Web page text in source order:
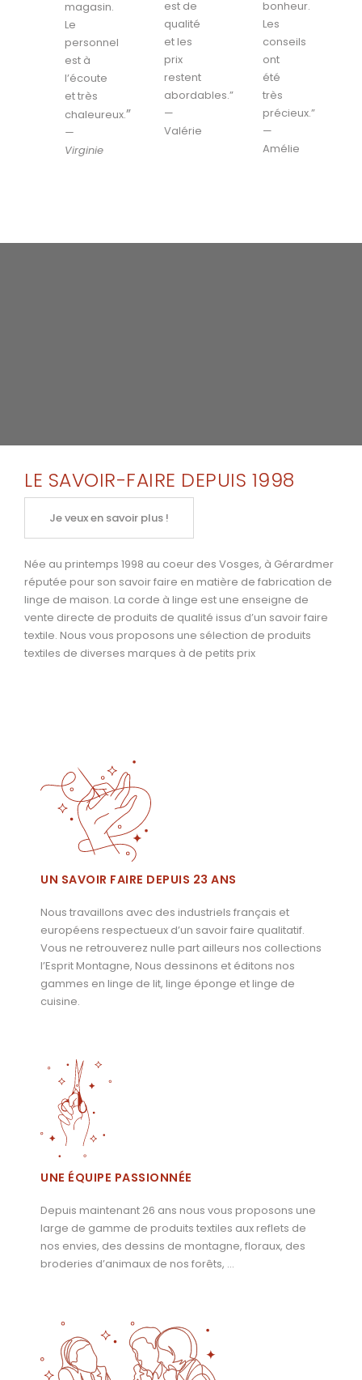
magasin.
Le
personnel
est à
l’écoute
et très
chaleureux.”
—
Virginie
est de
qualité
et les
prix
restent
abordables.”
—
Valérie
bonheur.
Les
conseils
ont
été
très
précieux.”
—
Amélie
LE SAVOIR-FAIRE DEPUIS 1998
Je veux en savoir plus !
Née au printemps 1998 au coeur des Vosges, à Gérardmer
réputée pour son savoir faire en matière de fabrication de
linge de maison. La corde à linge est une enseigne de
vente directe de produits de qualité issus d’un savoir faire
textile. Nous vous proposons une sélection de produits
textiles de diverses marques à de petits prix
UN SAVOIR FAIRE DEPUIS 23 ANS
Nous travaillons avec des industriels français et
européens respectueux d’un savoir faire qualitatif.
Vous ne retrouverez nulle part ailleurs nos collections
l’Esprit Montagne, Nous dessinons et éditons nos
gammes en linge de lit, linge éponge et linge de
cuisine.
UNE ÉQUIPE PASSIONNÉE
Depuis maintenant 26 ans nous vous proposons une
large de gamme de produits textiles aux reflets de
nos envies, des dessins de montagne, floraux, des
broderies d’animaux de nos forêts, …